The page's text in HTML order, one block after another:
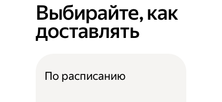
Выбирайте, как
доставлять
По расписанию